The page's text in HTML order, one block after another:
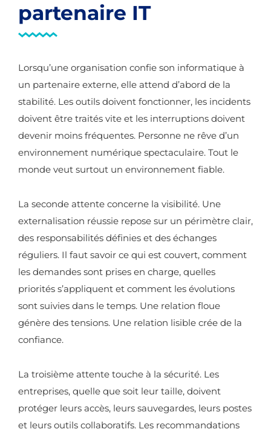
partenaire IT
Lorsqu’une organisation confie son informatique à
un partenaire externe, elle attend d’abord de la
stabilité. Les outils doivent fonctionner, les incidents
doivent être traités vite et les interruptions doivent
devenir moins fréquentes. Personne ne rêve d’un
environnement numérique spectaculaire. Tout le
monde veut surtout un environnement fiable.
La seconde attente concerne la visibilité. Une
externalisation réussie repose sur un périmètre clair,
des responsabilités définies et des échanges
réguliers. Il faut savoir ce qui est couvert, comment
les demandes sont prises en charge, quelles
priorités s’appliquent et comment les évolutions
sont suivies dans le temps. Une relation floue
génère des tensions. Une relation lisible crée de la
confiance.
La troisième attente touche à la sécurité. Les
entreprises, quelle que soit leur taille, doivent
protéger leurs accès, leurs sauvegardes, leurs postes
et leurs outils collaboratifs. Les recommandations